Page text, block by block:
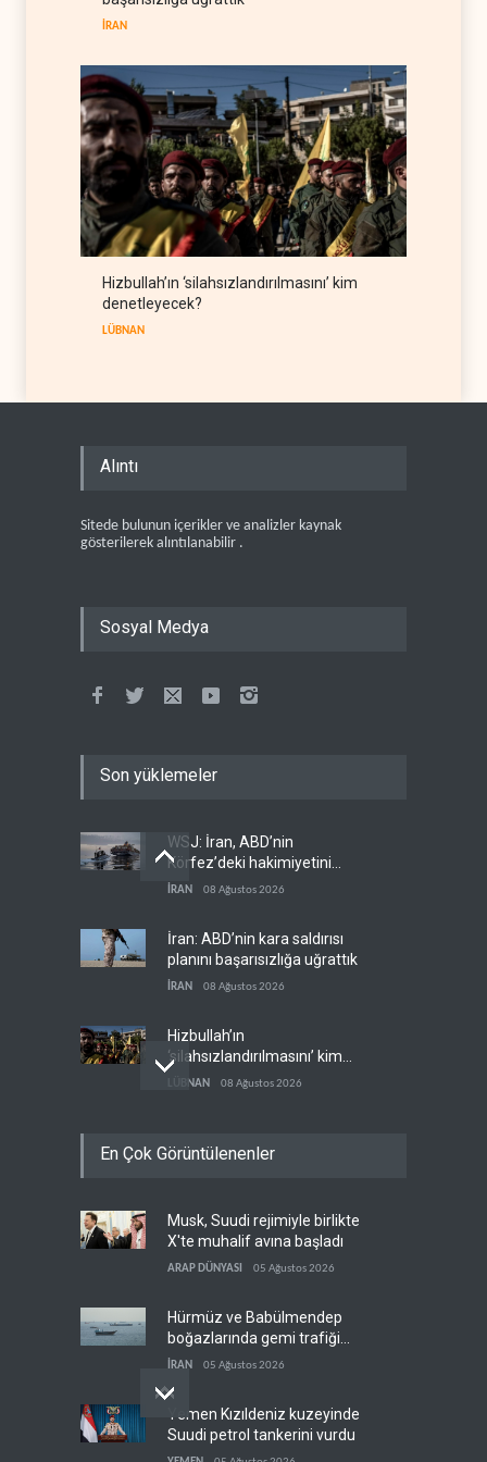
İRAN
Hizbullah’ın ‘silahsızlandırılmasını’ kim
denetleyecek?
LÜBNAN
Alıntı
Sitede bulunun içerikler ve analizler kaynak
gösterilerek alıntılanabilir .
Sosyal Medya
Son yüklemeler
WSJ: İran, ABD’nin
Körfez’deki hakimiyetini
sona erdiriyor
İRAN 08 Ağustos 2026
İran: ABD’nin kara saldırısı
planını başarısızlığa uğrattık
İRAN 08 Ağustos 2026
Hizbullah’ın
‘silahsızlandırılmasını’ kim
denetleyecek?
LÜBNAN 08 Ağustos 2026
ganimeti’ yanıtı: Önce savaşı
Pentagon silah şirketlerinin
önünü açıyor
08 Ağustos 2026
En Çok Görüntülenenler
Musk, Suudi rejimiyle birlikte
X'te muhalif avına başladı
ARAP DÜNYASI 05 Ağustos 2026
Hürmüz ve Babülmendep
boğazlarında gemi trafiği
durağan seyrini koruyor
İRAN 05 Ağustos 2026
Yemen Kızıldeniz kuzeyinde
Suudi petrol tankerini vurdu